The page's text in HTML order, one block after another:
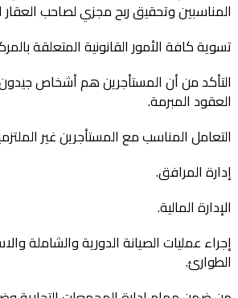
المناسبين وتحقيق ربح مجزي لصاحب العقار
تسوية كافة الأمور القانونية المتعلقة
التأكد من أن المستأجرين هم أشخاص جيدون
العقود المبرمة.
التعامل المناسب مع المستأجرين غير
إدارة المرافق.
الإدارة المالية.
إجراء عمليات الصيانة الدورية والشاملة
الطوارئ.